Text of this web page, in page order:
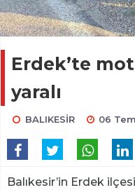
Erdek’te
yaralı
BALIKESİR 06
Balıkesir’in Erdek